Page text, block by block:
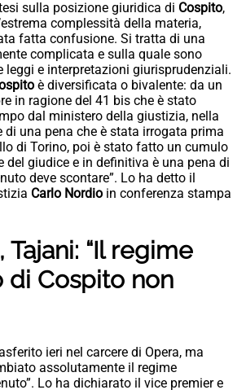
sulla posizione giuridica di Cospito,
complessità della materia,
fatta confusione. Si tratta di una
complicata e sulla quale sono
leggi e interpretazioni giurisprudenziali.
è diversificata o bivalente: da un
in ragione del 41 bis che è stato
dal ministero della giustizia, nella
di una pena che è stata irrogata prima
di Torino, poi è stato fatto un cumulo
del giudice e in definitiva è una pena di
deve scontare”. Lo ha detto il
Carlo Nordio in conferenza stampa
Tajani: “Il regime
di Cospito non
ieri nel carcere di Opera, ma
assolutamente il regime
Lo ha dichiarato il vice premier e